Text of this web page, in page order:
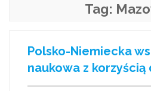
Tag:
Polsko-Niemiecka
naukowa z korzyścią